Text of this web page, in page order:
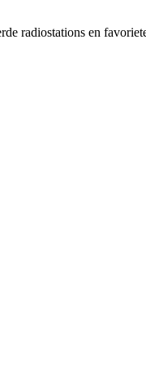
radiostations en